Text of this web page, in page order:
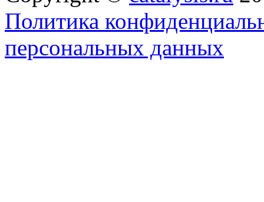
Политика
персональных данных